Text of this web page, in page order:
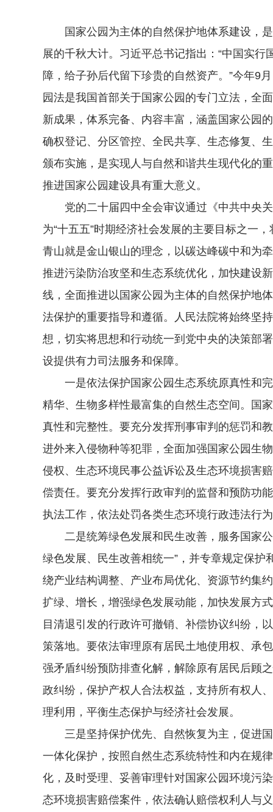
国家公园为主体的自然保护地体系建设，是
展的千秋大计。习近平总书记指出：“中国实
障，给子孙后代留下珍贵的自然资产。”今年9
园法是我国首部关于国家公园的专门立法，全
新成果，体系完备、内容丰富，涵盖国家公园
确权登记、分区管控、全民共享、生态修复、
颁布实施，是实现人与自然和谐共生现代化的
推进国家公园建设具有重大意义。
党的二十届四中全会审议通过《中共中央关
为“十五五”时期经济社会发展的主要目标之一
青山就是金山银山的理念，以碳达峰碳中和为
推进污染防治攻坚和生态系统优化，加快建设
线，全面推进以国家公园为主体的自然保护地
法保护的重要指导和遵循。人民法院将始终坚
想，切实将思想和行动统一到党中央的决策部
设提供有力司法服务和保障。
一是依法保护国家公园生态系统原真性和完
精华、生物多样性最富集的自然生态空间。国
真性和完整性。要充分发挥刑事审判的惩罚和
进外来入侵物种等犯罪，全面加强国家公园生
侵权、生态环境民事公益诉讼及生态环境损害
偿责任。要充分发挥行政审判的监督和预防功
执法工作，依法处罚各类生态环境行政违法行
二是统筹绿色发展和民生改善，服务国家公
绿色发展、民生改善相统一”，并专章规定保
绕产业结构调整、产业布局优化、资源节约集
扩绿、增长，增强绿色发展动能，加快发展方
目清退引发的行政许可撤销、补偿协议纠纷，
策落地。要依法审理原有居民土地使用权、承
强矛盾纠纷预防排查化解，解除原有居民后顾
政纠纷，保护产权人合法权益，支持所有权人
理利用，平衡生态保护与经济社会发展。
三是坚持保护优先、自然恢复为主，促进国
一体化保护，按照自然生态系统特性和内在规
化，及时受理、妥善审理针对国家公园环境污
态环境损害赔偿案件，依法确认赔偿权利人与